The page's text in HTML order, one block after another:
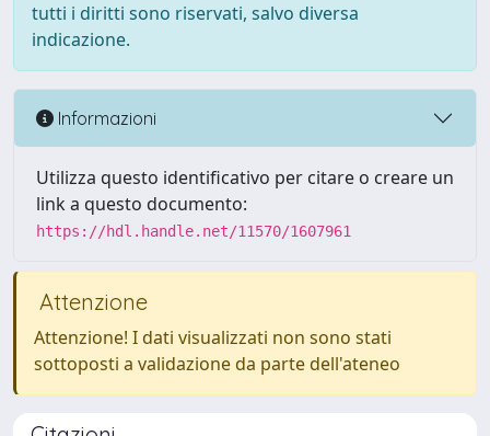
tutti i diritti sono riservati, salvo diversa
indicazione.
Informazioni
Utilizza questo identificativo per citare o creare un
link a questo documento:
https://hdl.handle.net/11570/1607961
Attenzione
Attenzione! I dati visualizzati non sono stati
sottoposti a validazione da parte dell'ateneo